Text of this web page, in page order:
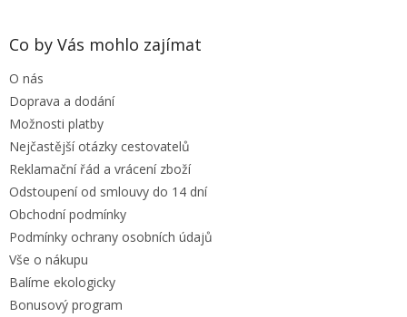
Co by Vás mohlo zajímat
O nás
Doprava a dodání
Možnosti platby
Nejčastější otázky cestovatelů
Reklamační řád a vrácení zboží
Odstoupení od smlouvy do 14 dní
Obchodní podmínky
Podmínky ochrany osobních údajů
Vše o nákupu
Balíme ekologicky
Bonusový program